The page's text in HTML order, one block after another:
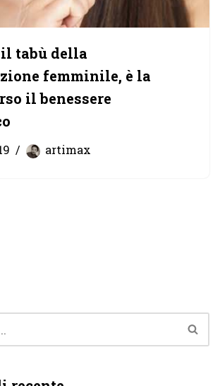
tabù della
femminile, è la
il benessere
artimax